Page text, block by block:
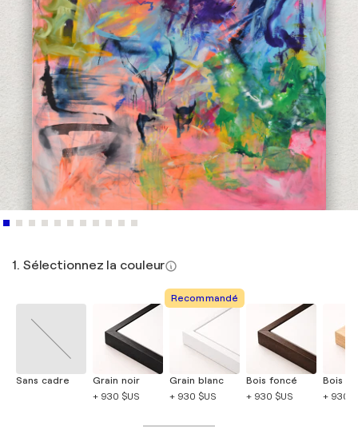
1. Sélectionnez la couleur
Sans cadre
Grain noir
+ 930 $US
Recommandé
Grain blanc
+ 930 $US
Bois foncé
+ 930 $US
Bois
+ 930